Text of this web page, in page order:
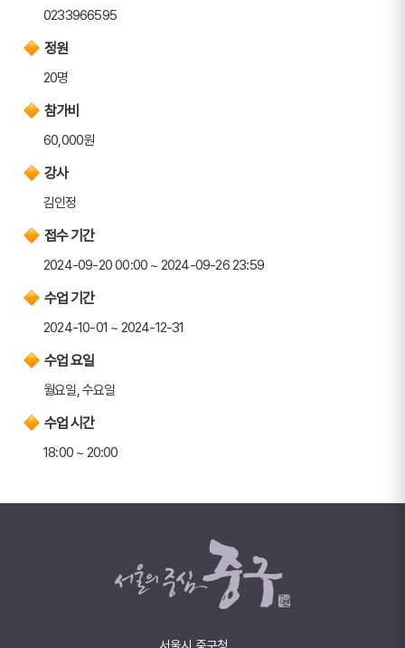
0233966595
정원
20명
참가비
60,000원
강사
김인정
접수 기간
2024-09-20 00:00 ~ 2024-09-26 23:59
수업 기간
2024-10-01 ~ 2024-12-31
수업 요일
월요일, 수요일
수업 시간
18:00 ~ 20:00